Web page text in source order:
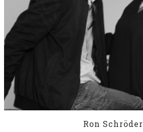
Ron Schröder